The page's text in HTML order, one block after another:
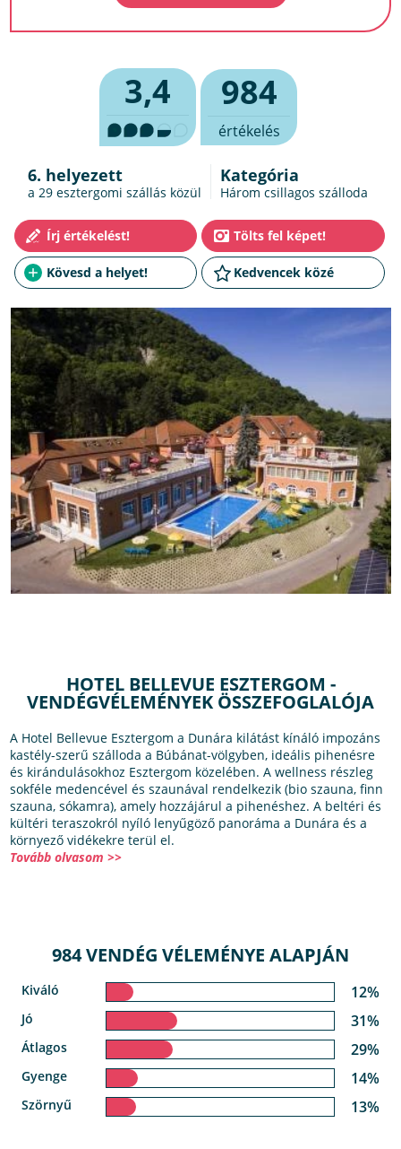
3,4 984
értékelés
6. helyezett
a 29esztergomi szállás közül
Kategória
Három csillagos szálloda
HOTEL BELLEVUE ESZTERGOM -
VENDÉGVÉLEMÉNYEK ÖSSZEFOGLALÓJA
A Hotel Bellevue Esztergom a Dunára kilátást kínáló impozáns
kastély-szerű szálloda a Búbánat-völgyben, ideális pihenésre
és kirándulásokhoz Esztergom közelében. A wellness részleg
sokféle medencével és szaunával rendelkezik (bio szauna, finn
szauna, sókamra), amely hozzájárul a pihenéshez. A beltéri és
kültéri teraszokról nyíló lenyűgöző panoráma a Dunára és a
környező vidékekre terül el.
Tovább olvasom >>
984 VENDÉG VÉLEMÉNYE ALAPJÁN
Kiváló 12%
Jó 31%
Átlagos 29%
Gyenge 14%
Szörnyű 13%